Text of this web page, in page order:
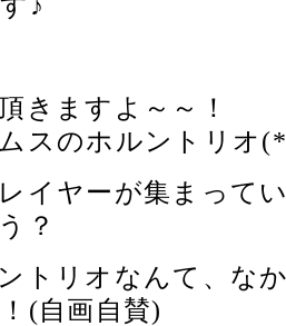
きますよ～～！
スのホルントリオ
イヤーが集まって
？
トリオなんて、な
(自画自賛)